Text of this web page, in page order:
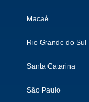
Macaé
Rio Grande do Sul
Santa Catarina
São Paulo